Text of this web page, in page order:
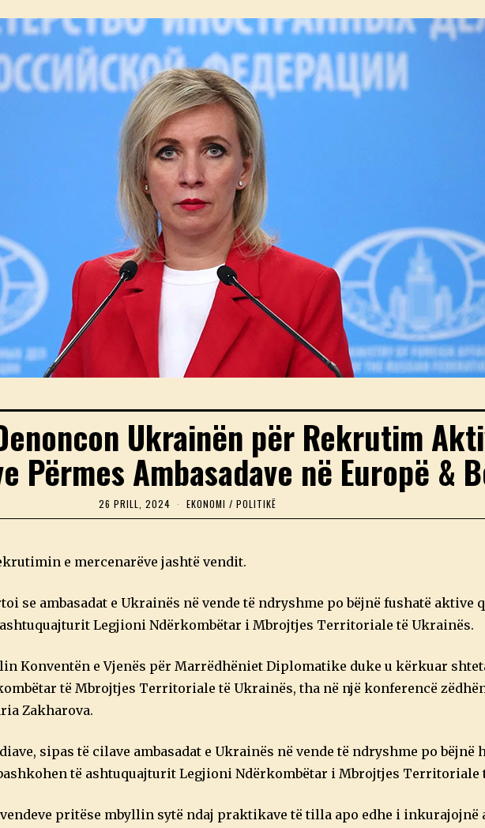
Ukrainën për Rekrutim
Përmes Ambasadave në Europë &
26 PRILL, 2024
6
L
2
0
2
EKONOMI / POLITIKË
e mercenarëve jashtë vendit.
se ambasadat e Ukrainës në vende të ndryshme po bëjnë fushatë aktive
ashtuquajturit Legjioni Ndërkombëtar i Mbrojtjes Territoriale të Ukrainës.
Konventën e Vjenës për Marrëdhëniet Diplomatike duke u kërkuar
të Mbrojtjes Territoriale të Ukrainës, tha në një konferencë
Zakharova.
sipas të cilave ambasadat e Ukrainës në vende të ndryshme po bëjnë
të ashtuquajturit Legjioni Ndërkombëtar i Mbrojtjes Territoriale
pritëse mbyllin sytë ndaj praktikave të tilla apo edhe i inkurajojnë